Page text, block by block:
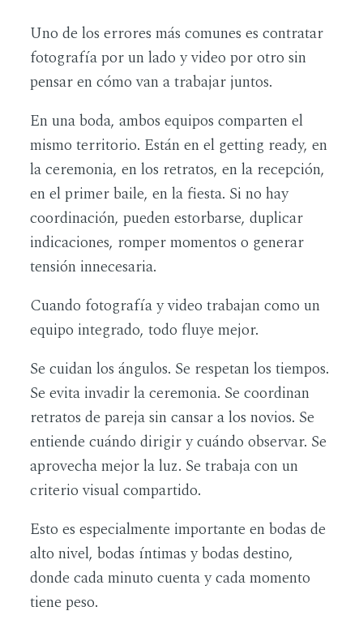
Uno de los errores más comunes es contratar
fotografía por un lado y video por otro sin
pensar en cómo van a trabajar juntos.
En una boda, ambos equipos comparten el
mismo territorio. Están en el getting ready, en
la ceremonia, en los retratos, en la recepción,
en el primer baile, en la fiesta. Si no hay
coordinación, pueden estorbarse, duplicar
indicaciones, romper momentos o generar
tensión innecesaria.
Cuando fotografía y video trabajan como un
equipo integrado, todo fluye mejor.
Se cuidan los ángulos. Se respetan los tiempos.
Se evita invadir la ceremonia. Se coordinan
retratos de pareja sin cansar a los novios. Se
entiende cuándo dirigir y cuándo observar. Se
aprovecha mejor la luz. Se trabaja con un
criterio visual compartido.
Esto es especialmente importante en bodas de
alto nivel, bodas íntimas y bodas destino,
donde cada minuto cuenta y cada momento
tiene peso.